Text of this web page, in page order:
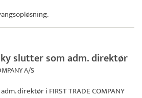
slutter som adm. direktør
A/S
direktør i FIRST TRADE COMPANY